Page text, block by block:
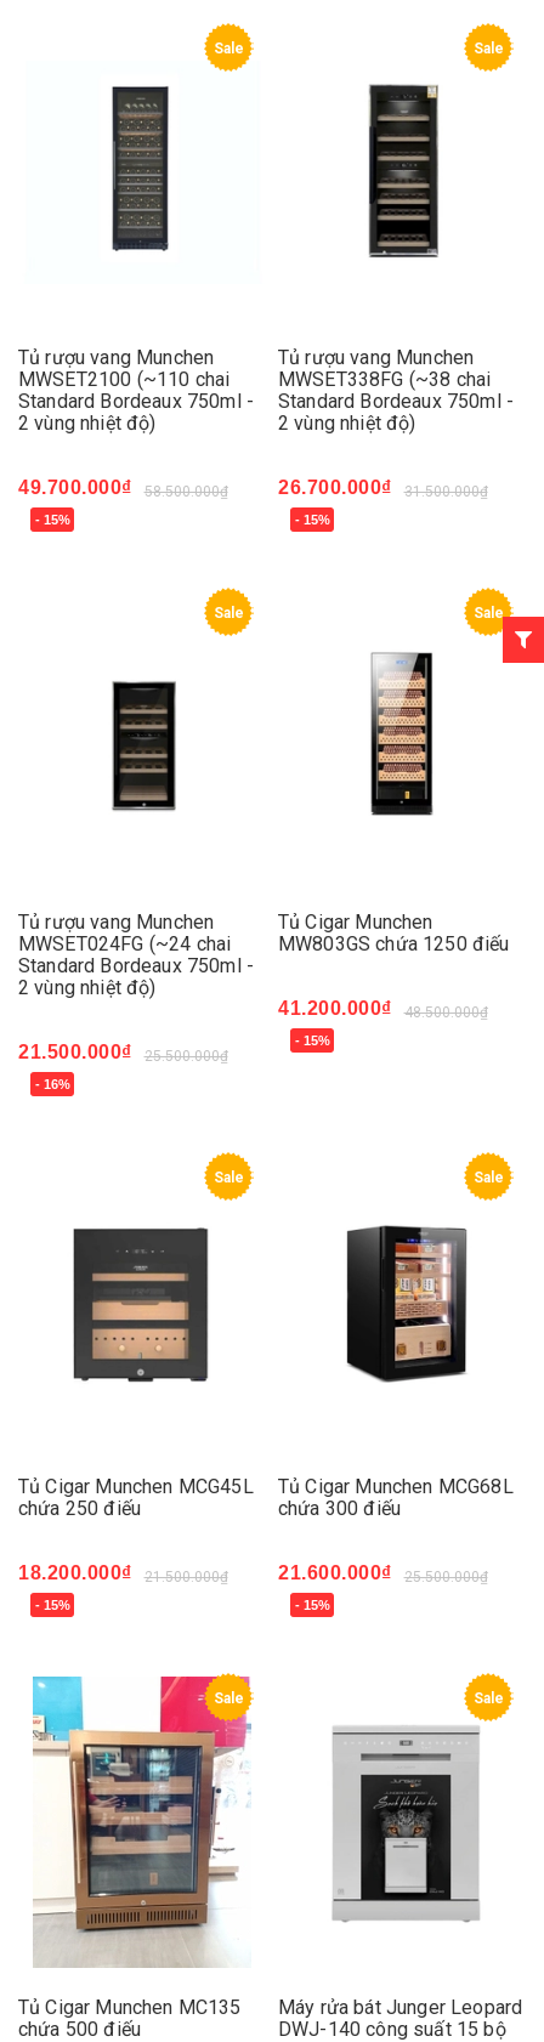
Sale
Tủ rượu vang Munchen
MWSET2100 (~110 chai
Standard Bordeaux 750ml -
2 vùng nhiệt độ)
49.700.000₫ 58.500.000₫
- 15%
Sale
Tủ rượu vang Munchen
MWSET338FG (~38 chai
Standard Bordeaux 750ml -
2 vùng nhiệt độ)
26.700.000₫ 31.500.000₫
- 15%
Sale
Tủ rượu vang Munchen
MWSET024FG (~24 chai
Standard Bordeaux 750ml -
2 vùng nhiệt độ)
21.500.000₫ 25.500.000₫
- 16%
Sale
Tủ Cigar Munchen
MW803GS chứa 1250 điếu
41.200.000₫ 48.500.000₫
- 15%
Sale
Tủ Cigar Munchen MCG45L
chứa 250 điếu
18.200.000₫ 21.500.000₫
- 15%
Sale
Tủ Cigar Munchen MCG68L
chứa 300 điếu
21.600.000₫ 25.500.000₫
- 15%
Sale
Tủ Cigar Munchen MC135
chứa 500 điếu
Sale
Máy rửa bát Junger Leopard
DWJ-140 công suất 15 bộ